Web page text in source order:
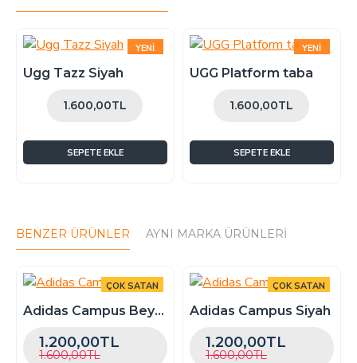
yazabilirsiniz , ekstra bir bedel alınmaz.
YENI
ÇOK SATAN
Ugg Tazz Siyah
1.600,00TL
SEPETE EKLE
YENI
ÇOK SATAN
UGG Platform taba
1.600,00TL
SEPETE EKLE
BENZER ÜRÜNLER AYNI MARKA ÜRÜNLERI
ÇOK SATAN
-25 %Adidas Campus Beyaz
1.200,00TL
1.600,00TL
ÇOK SATAN
-25 %
Adidas Campus Siyah
1.200,00TL
1.600,00TL